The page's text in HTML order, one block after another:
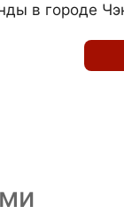
в городе